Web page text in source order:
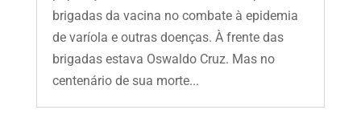
brigadas da vacina no combate à epidemia
de varíola e outras doenças. À frente das
brigadas estava Oswaldo Cruz. Mas no
centenário de sua morte...